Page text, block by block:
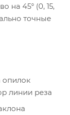
на 45° (0, 15,
точные
опилок
линии реза